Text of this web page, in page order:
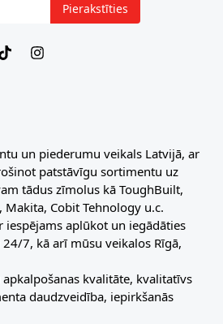
Pierakstīties
un piederumu veikals Latvijā, ar
patstāvīgu sortimentu uz
tādus zīmolus kā ToughBuilt,
Makita, Cobit Tehnology u.c.
aplūkot un iegādāties
7, kā arī mūsu veikalos Rīgā,
kvalitāte, kvalitatīvs
daudzveidība, iepirkšanās